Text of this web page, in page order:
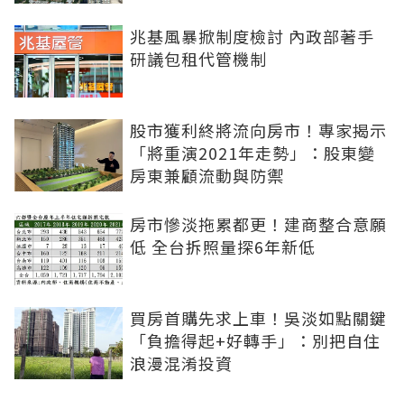
兆基風暴掀制度檢討 內政部著手
研議包租代管機制
股市獲利終將流向房市！專家揭示
「將重演2021年走勢」：股東變
房東兼顧流動與防禦
房市慘淡拖累都更！建商整合意願
低 全台拆照量探6年新低
買房首購先求上車！吳淡如點關鍵
「負擔得起+好轉手」：別把自住
浪漫混淆投資